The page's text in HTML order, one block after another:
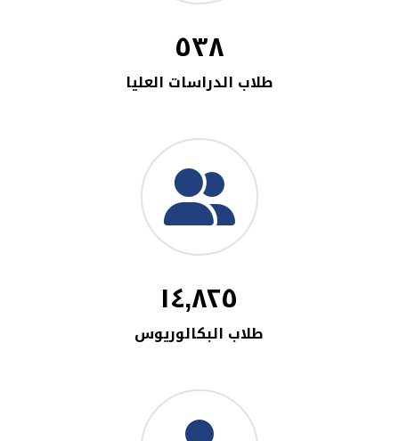
٥٣٨
طلاب الدراسات العليا
١٤,٨٢٥
طلاب البكالوريوس